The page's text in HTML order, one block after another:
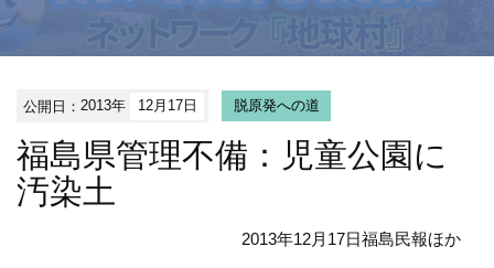
公開日：2013年 12月17日 脱原発への道
福島県管理不備：児童公園に
汚染土
2013年12月17日福島民報ほか